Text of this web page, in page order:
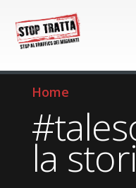
Home
la